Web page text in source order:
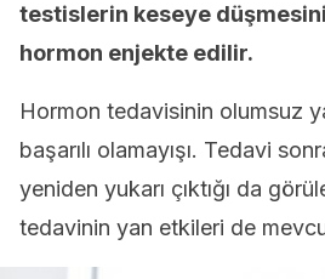
testislerin keseye
hormon enjekte edilir.
Hormon tedavisinin olumsuz
başarılı olamayışı. Tedavi
yeniden yukarı çıktığı da
tedavinin yan etkileri de